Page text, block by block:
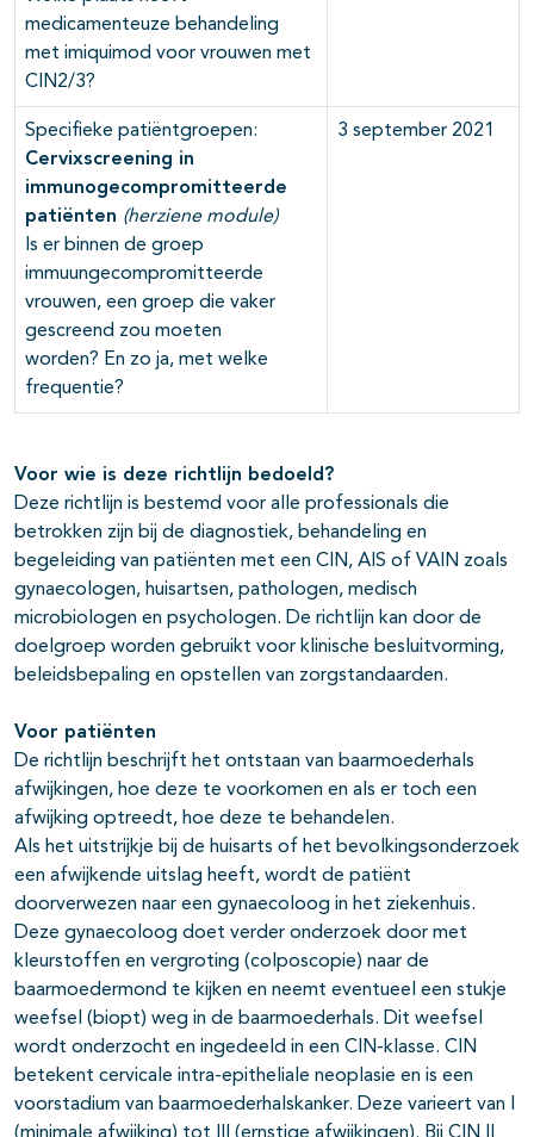
medicamenteuze behandeling
met imiquimod voor vrouwen met
CIN2/3?
Specifieke patiëntgroepen:
Cervixscreening in
immunogecompromitteerde
patiënten (herziene module)
Is er binnen de groep
immuungecompromitteerde
vrouwen, een groep die vaker
gescreend zou moeten
worden? En zo ja, met welke
frequentie?
3 september 2021
Voor wie is deze richtlijn bedoeld?
Deze richtlijn is bestemd voor alle professionals die
betrokken zijn bij de diagnostiek, behandeling en
begeleiding van patiënten met een CIN, AIS of VAIN zoals
gynaecologen, huisartsen, pathologen, medisch
microbiologen en psychologen. De richtlijn kan door de
doelgroep worden gebruikt voor klinische besluitvorming,
beleidsbepaling en opstellen van zorgstandaarden.
Voor patiënten
De richtlijn beschrijft het ontstaan van baarmoederhals
afwijkingen, hoe deze te voorkomen en als er toch een
afwijking optreedt, hoe deze te behandelen.
Als het uitstrijkje bij de huisarts of het bevolkingsonderzoek
een afwijkende uitslag heeft, wordt de patiënt
doorverwezen naar een gynaecoloog in het ziekenhuis.
Deze gynaecoloog doet verder onderzoek door met
kleurstoffen en vergroting (colposcopie) naar de
baarmoedermond te kijken en neemt eventueel een stukje
weefsel (biopt) weg in de baarmoederhals. Dit weefsel
wordt onderzocht en ingedeeld in een CIN-klasse. CIN
betekent cervicale intra-epitheliale neoplasie en is een
voorstadium van baarmoederhalskanker. Deze varieert van I